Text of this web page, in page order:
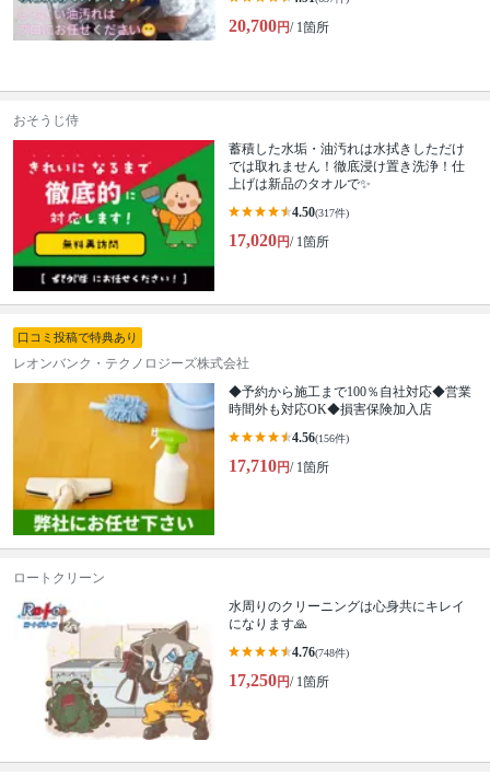
20,700円/ 1箇所
おそうじ侍
蓄積した水垢・油汚れは水拭きしただけ
では取れません！徹底浸け置き洗浄！仕
上げは新品のタオルで✨
4.50(317件)
17,020円/ 1箇所
口コミ投稿で特典あり
レオンバンク・テクノロジーズ株式会社
◆予約から施工まで100％自社対応◆営業
時間外も対応OK◆損害保険加入店
4.56(156件)
17,710円/ 1箇所
ロートクリーン
水周りのクリーニングは心身共にキレイ
になります🙏
4.76(748件)
17,250円/ 1箇所